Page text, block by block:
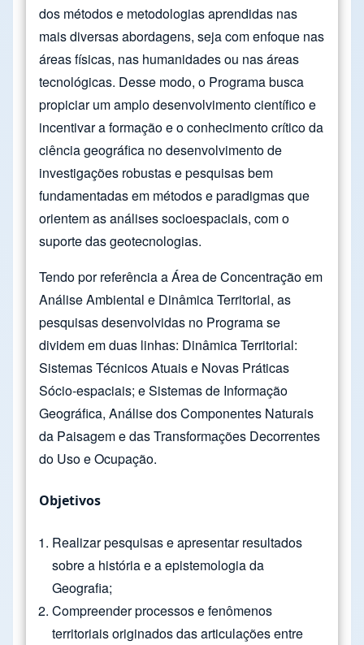
dos métodos e metodologias aprendidas nas
mais diversas abordagens, seja com enfoque nas
áreas físicas, nas humanidades ou nas áreas
tecnológicas. Desse modo, o Programa busca
propiciar um amplo desenvolvimento científico e
incentivar a formação e o conhecimento crítico da
ciência geográfica no desenvolvimento de
investigações robustas e pesquisas bem
fundamentadas em métodos e paradigmas que
orientem as análises socioespaciais, com o
suporte das geotecnologias.
Tendo por referência a Área de Concentração em
Análise Ambiental e Dinâmica Territorial, as
pesquisas desenvolvidas no Programa se
dividem em duas linhas: Dinâmica Territorial:
Sistemas Técnicos Atuais e Novas Práticas
Sócio-espaciais; e Sistemas de Informação
Geográfica, Análise dos Componentes Naturais
da Paisagem e das Transformações Decorrentes
do Uso e Ocupação.
Objetivos
Realizar pesquisas e apresentar resultados
sobre a história e a epistemologia da
Geografia;
Compreender processos e fenômenos
territoriais originados das articulações entre